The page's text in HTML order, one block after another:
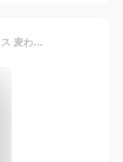
[ザノースフェイス] ハイクキャップ ユニセックス 麦わら コンパクト 洗濯可能 あごひも取り外し可能 ナチュラル L